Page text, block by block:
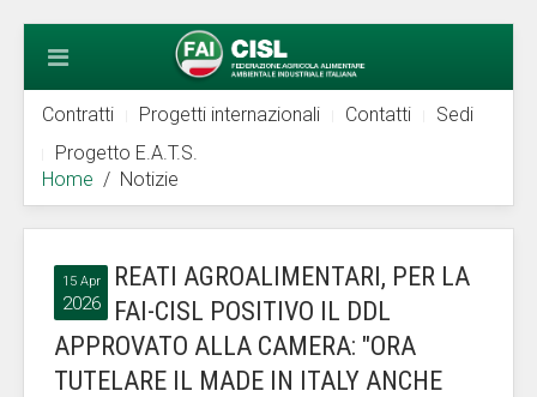
Contratti Progetti internazionali Contatti
Sedi
Progetto E.A.T.S.
Home
Notizie
15 Apr
2026
REATI AGROALIMENTARI, PER LA
FAI-CISL POSITIVO IL DDL
APPROVATO ALLA CAMERA: "ORA
TUTELARE IL MADE IN ITALY ANCHE